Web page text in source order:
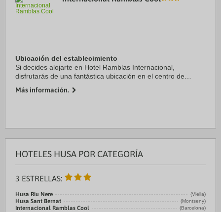
Ubicación del establecimiento
Si decides alojarte en Hotel Ramblas Internacional,
disfrutarás de una fantástica ubicación en el centro de
de Catedral de Barcelona. Además, este ...
Más información.
HOTELES HUSA POR CATEGORÍA
3 ESTRELLAS:
Husa Riu Nere (Viella)
Husa Sant Bernat (Montseny)
Internacional Ramblas Cool (Barcelona)